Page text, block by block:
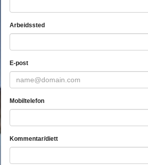
Arbeidssted
E-post
Mobiltelefon
Kommentar/diett